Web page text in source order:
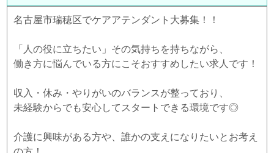
名古屋市瑞穂区でケアアテンダント大募集！！
「人の役に立ちたい」その気持ちを持ちながら、
働き方に悩んでいる方にこそおすすめしたい求人です！
収入・休み・やりがいのバランスが整っており、
未経験からでも安心してスタートできる環境です◎
介護に興味がある方や、誰かの支えになりたいとお考え